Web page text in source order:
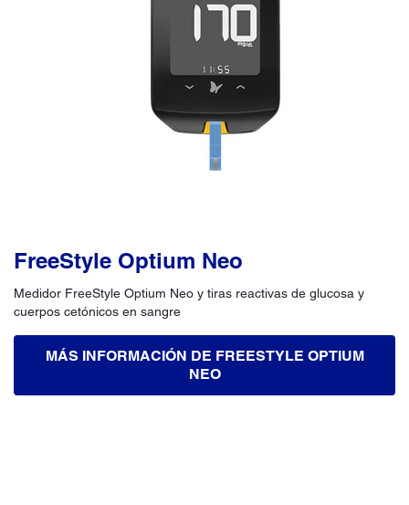
FreeStyle Optium Neo
Medidor FreeStyle Optium Neo y tiras reactivas de glucosa y
cuerpos cetónicos en sangre
MÁS INFORMACIÓN DE FREESTYLE OPTIUM
NEO